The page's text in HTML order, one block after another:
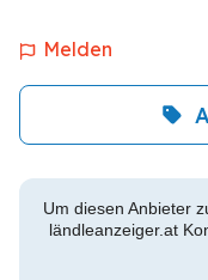
Melden
Um diesen Anbieter
ländleanzeiger.at